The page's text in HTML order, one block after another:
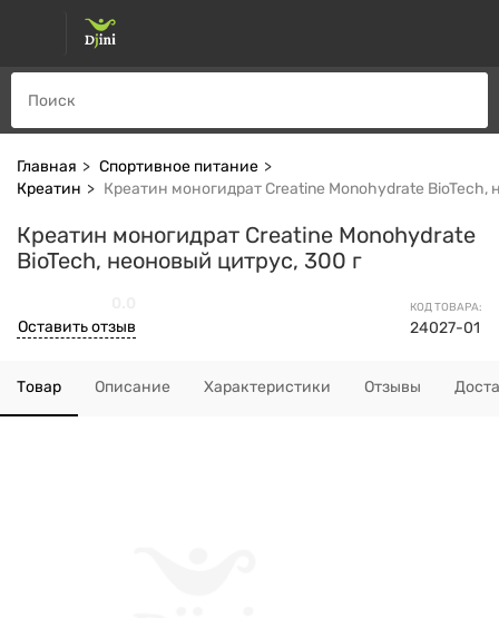
Главная
Спортивное питание
Креатин
Креатин моногидрат Creatine Monohydrate BioTech,
Креатин моногидрат Creatine Monohydrate
BioTech, неоновый цитрус, 300 г
КОД ТОВАРА:
24027-01
Оставить отзыв
Товар Описание Характеристики Отзывы